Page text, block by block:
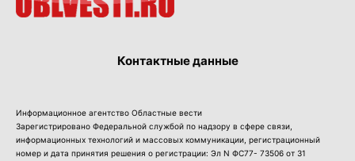
Контактные данные
Информационное агентство Областные вести
Зарегистрировано Федеральной службой по надзору в сфере связи,
информационных технологий и массовых коммуникации, регистрационный
номер и дата принятия решения о регистрации: Эл N ФС77- 73506 от 31